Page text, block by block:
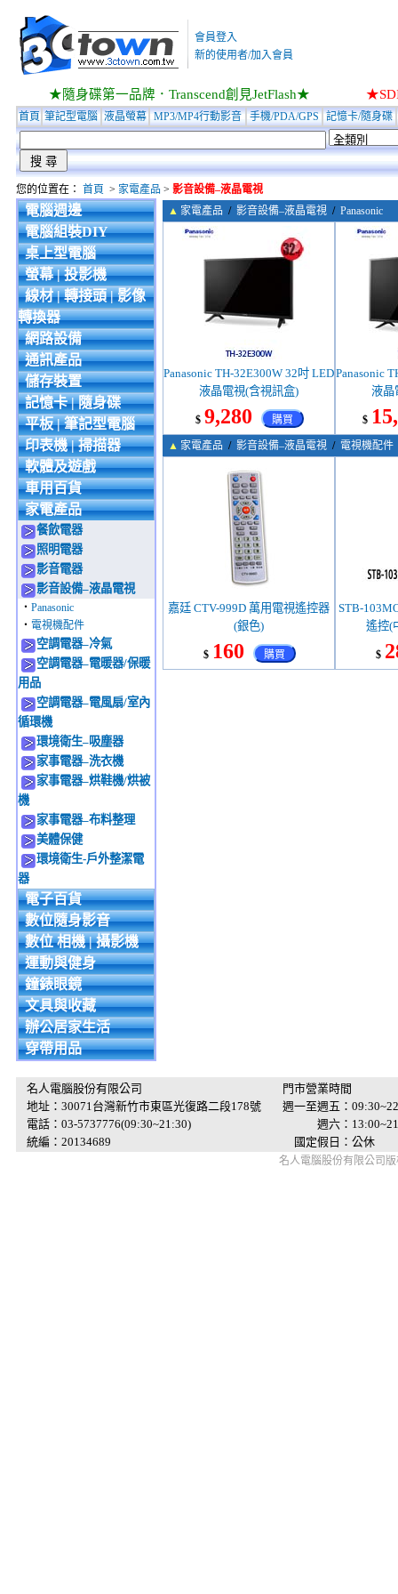
會員登入
新的使用者/加入會員
★隨身碟第一品牌．Transcend創見JetFlash★
首頁 筆記型電腦 液晶螢幕 MP3/MP4行動影音 手機/PDA/GPS 記憶卡/隨身碟
您的位置在： 首頁 > 家電產品 > 影音設備–液晶電視
電腦週邊
電腦組裝DIY
桌上型電腦
螢幕 | 投影機
線材 | 轉接頭 | 影像
轉換器
網路設備
通訊產品
儲存裝置
記憶卡 | 隨身碟
平板 | 筆記型電腦
印表機 | 掃描器
軟體及遊戲
車用百貨
家電產品
餐飲電器
照明電器
影音電器
影音設備–液晶電視
‧ Panasonic
‧ 電視機配件
空調電器–冷氣
空調電器–電暖器/保暖
用品
空調電器–電風扇/室內
循環機
環境衛生–吸塵器
家事電器–洗衣機
家事電器–烘鞋機/烘被
機
家事電器–布料整理
美體保健
環境衛生-戶外整潔電
器
電子百貨
數位隨身影音
數位 相機 | 攝影機
運動與健身
鐘錶眼鏡
文具與收藏
辦公居家生活
穿帶用品
▲ 家電產品 / 影音設備–液晶電視 / Panasonic
Panasonic TH-32E300W 32吋 LED
液晶電視(含視訊盒)
$ 9,280 購買
Panasonic
液晶
$
▲ 家電產品 / 影音設備–液晶電視 / 電視機配件
嘉廷 CTV-999D 萬用電視遙控器
(銀色)
$ 160 購買
STB-
遙控(
$
名人電腦股份有限公司
地址：30071台灣新竹市東區光復路二段178號
電話：03-5737776(09:30~21:30)
統編：20134689
門市營業時間
週一至週五：
週六：
國定假日：公休
名人電腦股份有限公司版